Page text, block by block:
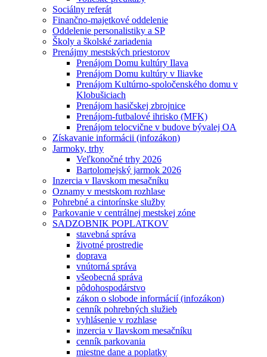
Sociálny referát
Finančno-majetkové oddelenie
Oddelenie personalistiky a SP
Školy a školské zariadenia
Prenájmy mestských priestorov
Prenájom Domu kultúry Ilava
Prenájom Domu kultúry v Iliavke
Prenájom Kultúrno-spoločenského domu v
Klobušiciach
Prenájom hasičskej zbrojnice
Prenájom-futbalové ihrisko (MFK)
Prenájom telocvične v budove bývalej OA
Získavanie informácii (infozákon)
Jarmoky, trhy
Veľkonočné trhy 2026
Bartolomejský jarmok 2026
Inzercia v Ilavskom mesačníku
Oznamy v mestskom rozhlase
Pohrebné a cintorínske služby
Parkovanie v centrálnej mestskej zóne
SADZOBNIK POPLATKOV
stavebná správa
životné prostredie
doprava
vnútorná správa
všeobecná správa
pôdohospodárstvo
zákon o slobode informácií (infozákon)
cenník pohrebných služieb
vyhlásenie v rozhlase
inzercia v Ilavskom mesačníku
cenník parkovania
miestne dane a poplatky